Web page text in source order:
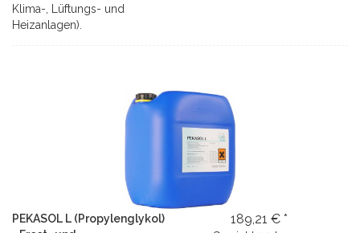
Klima-, Lüftungs- und
Heizanlagen).
PEKASOL L (Propylenglykol)
189,21 € *